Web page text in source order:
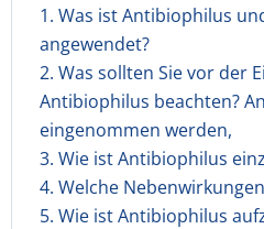
1. Was ist Antibiophilus
angewendet?
2. Was sollten Sie vor der
Antibiophilus beachten?
eingenommen werden,
3. Wie ist Antibiophilus
4. Welche
5. Wie ist Antibiophilus